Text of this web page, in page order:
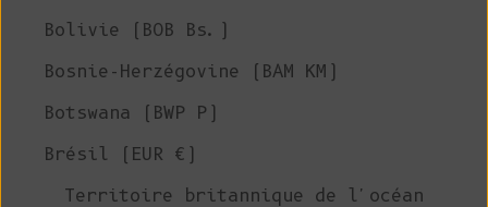
Bolivie (BOB Bs.)
Bosnie-Herzégovine (BAM КМ)
Botswana (BWP P)
Brésil (EUR €)
Territoire britannique de l'océan